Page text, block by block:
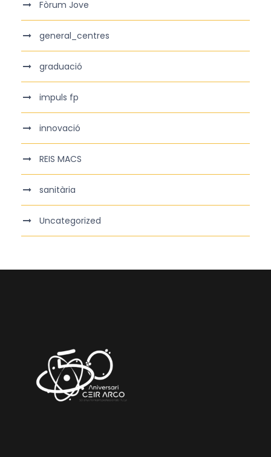
Fòrum Jove
general_centres
graduació
impuls fp
innovació
REIS MACS
sanitària
Uncategorized